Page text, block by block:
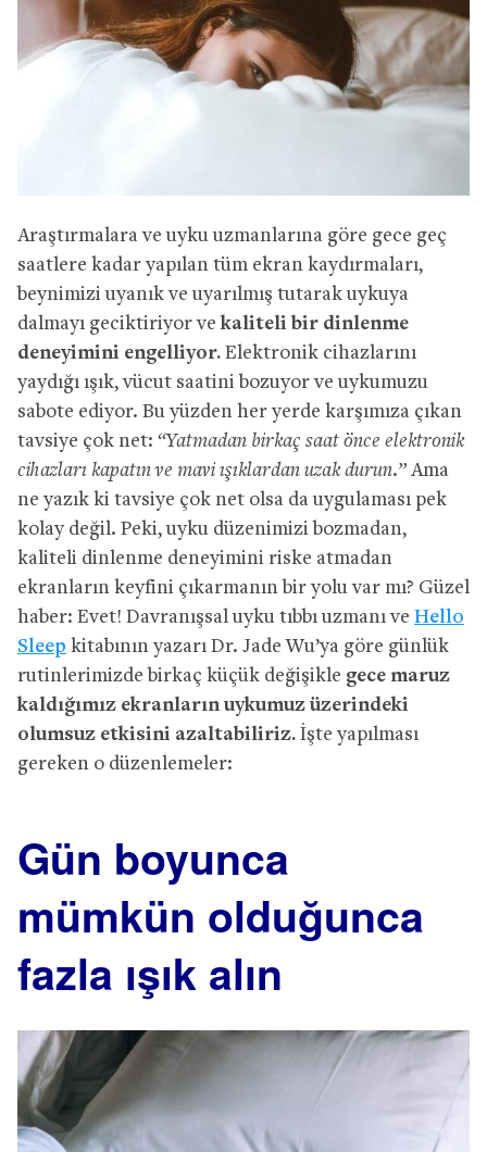
Araştırmalara ve uyku uzmanlarına göre gece geç
saatlere kadar yapılan tüm ekran kaydırmaları,
beynimizi uyanık ve uyarılmış tutarak uykuya
dalmayı geciktiriyor ve kaliteli bir dinlenme
deneyimini engelliyor. Elektronik cihazlarını
yaydığı ışık, vücut saatini bozuyor ve uykumuzu
sabote ediyor. Bu yüzden her yerde karşımıza çıkan
tavsiye çok net: “Yatmadan birkaç saat önce elektronik
cihazları kapatın ve mavi ışıklardan uzak durun.” Ama
ne yazık ki tavsiye çok net olsa da uygulaması pek
kolay değil. Peki, uyku düzenimizi bozmadan,
kaliteli dinlenme deneyimini riske atmadan
ekranların keyfini çıkarmanın bir yolu var mı? Güzel
haber: Evet! Davranışsal uyku tıbbı uzmanı ve Hello
Sleep kitabının yazarı Dr. Jade Wu’ya göre günlük
rutinlerimizde birkaç küçük değişikle gece maruz
kaldığımız ekranların uykumuz üzerindeki
olumsuz etkisini azaltabiliriz. İşte yapılması
gereken o düzenlemeler:
Gün boyunca
mümkün olduğunca
fazla ışık alın